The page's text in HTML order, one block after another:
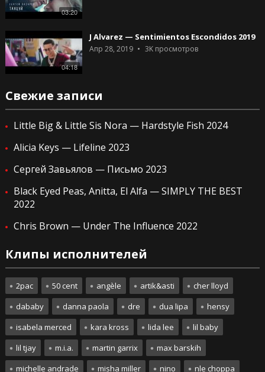
03:20
04:18
J Alvarez — Sentimientos Escondidos 2019
Апр 28, 2019 3Kпросмотров
Свежие записи
Little Big & Little Sis Nora — Hardstyle Fish 2024
Alicia Keys — Lifeline 2023
Сергей Завьялов — Письмо 2023
Black Eyed Peas, Anitta, El Alfa — SIMPLY THE BEST
2022
Chris Brown — Under The Influence 2022
Клипы исполнителей
2pac 50 cent angèle artik&asti
cher lloyd
dababy
danna paola dre dua lipa
hensy
isabela merced
kara kross lida lee
lil baby
lil tjay
m.i.a. martin garrix
max barskih
michelle andrade
misha miller nino nle choppa